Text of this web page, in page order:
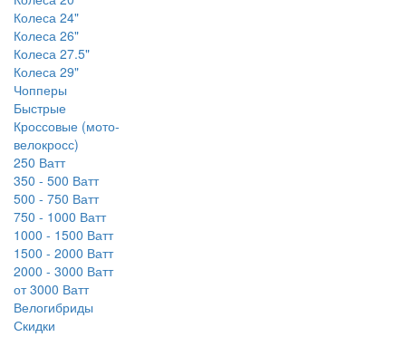
Колеса 24"
Колеса 26"
Колеса 27.5"
Колеса 29"
Чопперы
Быстрые
Кроссовые (мото-
велокросс)
250 Ватт
350 - 500 Ватт
500 - 750 Ватт
750 - 1000 Ватт
1000 - 1500 Ватт
1500 - 2000 Ватт
2000 - 3000 Ватт
от 3000 Ватт
Велогибриды
Скидки